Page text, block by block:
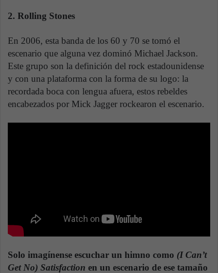
2. Rolling Stones
En 2006, esta banda de los 60 y 70 se tomó el
escenario que alguna vez dominó Michael Jackson.
Este grupo son la definición del rock estadounidense
y con una plataforma con la forma de su logo: la
recordada boca con lengua afuera, estos rebeldes
encabezados por Mick Jagger rockearon el escenario.
Solo imagínense escuchar un himno como (I Can’t
Get No) Satisfaction en un escenario de ese tamaño